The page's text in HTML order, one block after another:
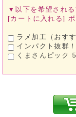
▼以下を希望され
[カートに入れる]
ラメ加工（おす
インパクト抜群
くまさんピック